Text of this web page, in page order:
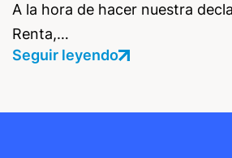
A la hora de hacer nuestra
Renta,…
Seguir leyendo